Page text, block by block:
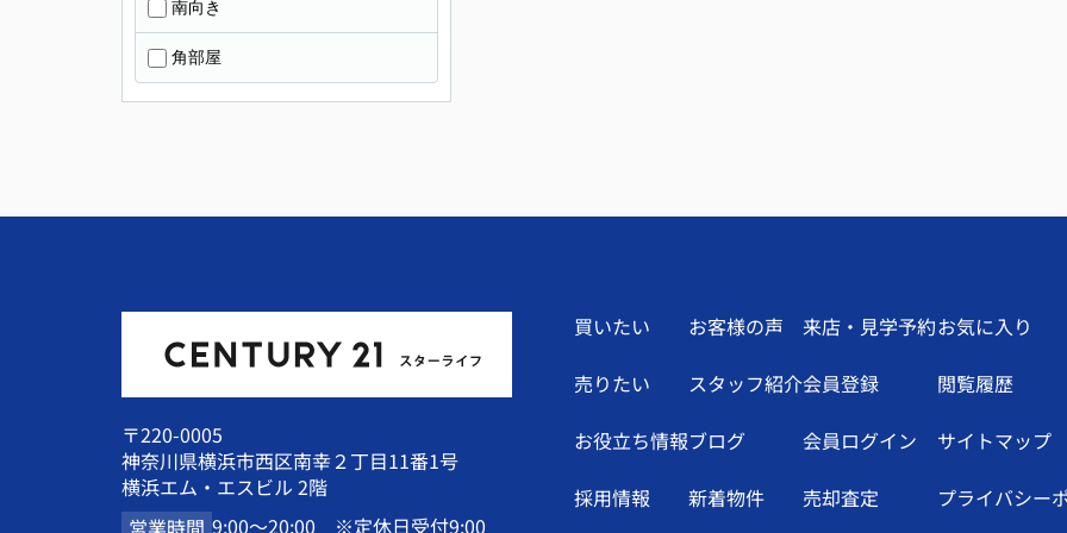
南向き
角部屋
〒220-0005
神奈川県横浜市西区南幸２丁目11番1号
横浜エム・エスビル 2階
営業時間 9:00～20:00 ※定休日受付9:00
買いたい
売りたい
お役立ち情報
採用情報
お客様の声
スタッフ紹介
ブログ
新着物件
来店・見学予約
会員登録
会員ログイン
売却査定
お気に入り
閲覧履歴
サイトマップ
プライバシー